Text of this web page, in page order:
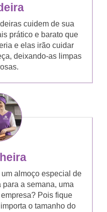
cuidem de sua
prático e barato que
e elas irão cuidar
deixando-as limpas
almoço especial de
para a semana, uma
Pois fique
o tamanho do